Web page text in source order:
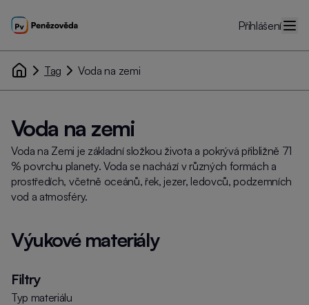
Přihlášení
Tag Voda na zemi
Voda na zemi
Voda na Zemi je základní složkou života a pokrývá přibližně 71
% povrchu planety. Voda se nachází v různých formách a
prostředích, včetně oceánů, řek, jezer, ledovců, podzemních
vod a atmosféry.
Výukové materiály
Filtry
Typ materiálu